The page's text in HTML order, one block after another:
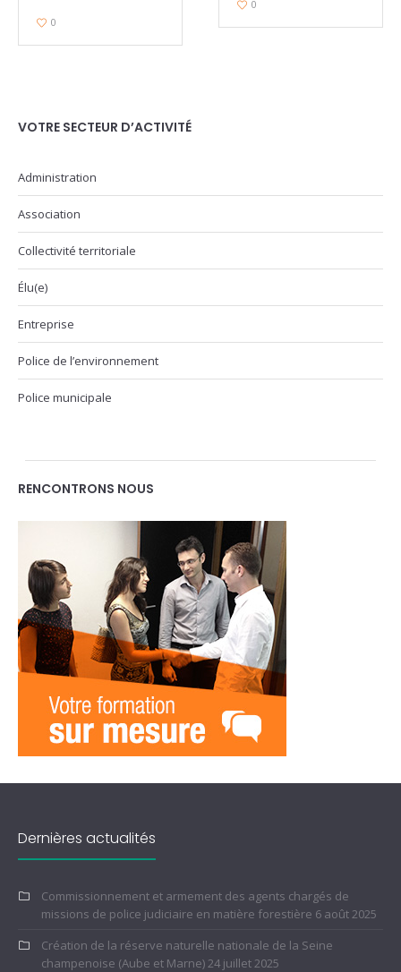
0
0
VOTRE SECTEUR D’ACTIVITÉ
Administration
Association
Collectivité territoriale
Élu(e)
Entreprise
Police de l’environnement
Police municipale
RENCONTRONS NOUS
Dernières actualités
Commissionnement et armement des agents chargés de
missions de police judiciaire en matière forestière 6 août 2025
Création de la réserve naturelle nationale de la Seine
champenoise (Aube et Marne)24 juillet 2025